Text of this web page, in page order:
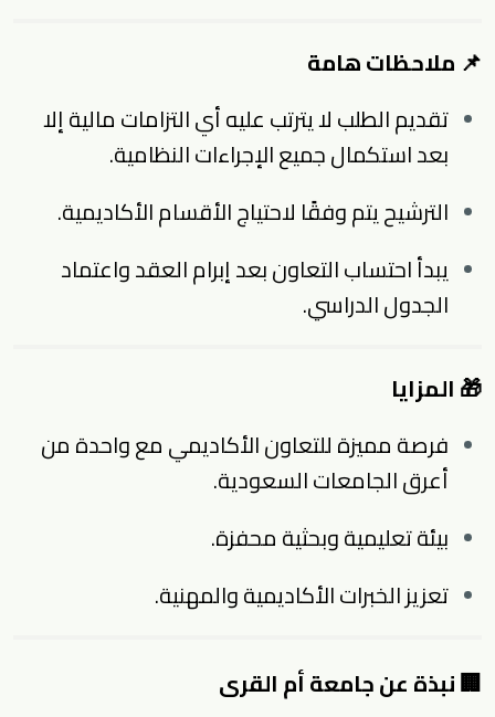
📌 ملاحظات هامة
تقديم الطلب لا يترتب عليه أي التزامات مالية إلا
بعد استكمال جميع الإجراءات النظامية.
الترشيح يتم وفقًا لاحتياج الأقسام الأكاديمية.
يبدأ احتساب التعاون بعد إبرام العقد واعتماد
الجدول الدراسي.
🎁 المزايا
فرصة مميزة للتعاون الأكاديمي مع واحدة من
أعرق الجامعات السعودية.
بيئة تعليمية وبحثية محفزة.
تعزيز الخبرات الأكاديمية والمهنية.
🏢 نبذة عن جامعة أم القرى